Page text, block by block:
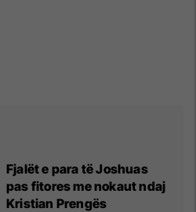
Fjalët e para të Joshuas
pas fitores me nokaut ndaj
Kristian Prengës